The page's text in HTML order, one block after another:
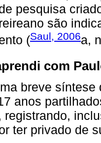
pesquisa
são
(Saul, 2006a,
com
breve
anos
registrando,
ter privado de